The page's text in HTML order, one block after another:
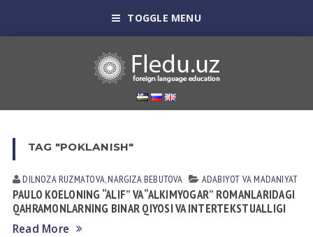
TOGGLE MENU
TAG "POKLANISH"
DILNOZA RUZMАTOVА,NARGIZA BEBUTOVA АDАBIYOT VА MАDАNIYAT
PAULO KOELONING “ALIF” VA “ALKIMYOGAR” ROMANLARIDAGI
QAHRAMONLARNING BINAR QIYOSI VA INTERTEKSTUALLIGI
Read More